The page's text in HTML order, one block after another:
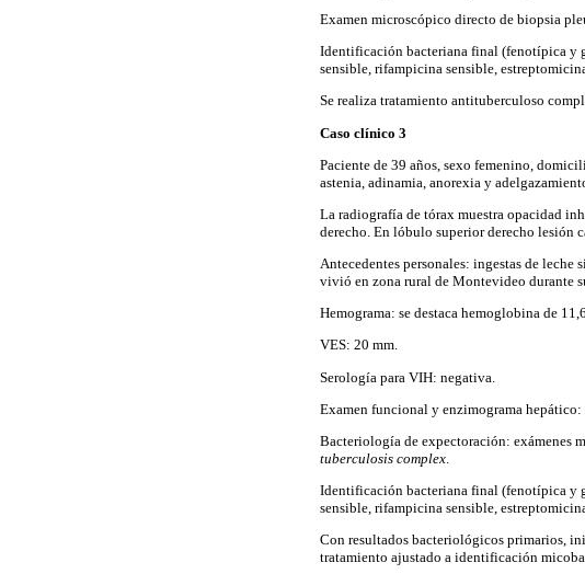
Examen microscópico directo de biopsia
Identificación bacteriana final (fenotípica y
sensible, rifampicina sensible,
Se realiza tratamiento antituberculoso
Caso clínico 3
Paciente de 39 años, sexo femenino,
astenia, adinamia, anorexia y
La radiografía de tórax muestra opacidad
derecho. En lóbulo superior derecho lesión
Antecedentes personales: ingestas de leche
vivió en zona rural de Montevideo durante
Hemograma: se destaca hemoglobina de
VES: 20 mm.
Serología para VIH: negativa.
Examen funcional y enzimograma hepático:
Bacteriología de expectoración: exámenes
tuberculosis complex.
Identificación bacteriana final (fenotípica y
sensible, rifampicina sensible,
Con resultados bacteriológicos primarios,
tratamiento ajustado a identificación